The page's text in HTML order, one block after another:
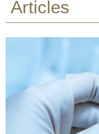
Articles